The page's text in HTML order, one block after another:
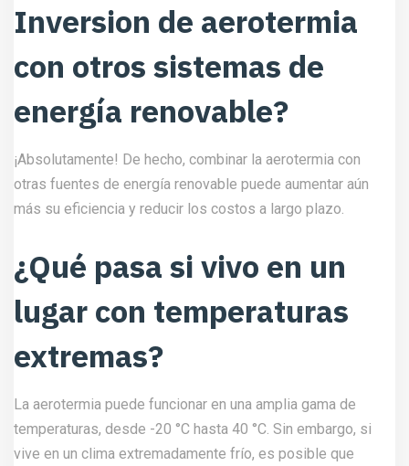
Inversion de aerotermia
con otros sistemas de
energía renovable?
¡Absolutamente! De hecho, combinar la aerotermia con
otras fuentes de energía renovable puede aumentar aún
más su eficiencia y reducir los costos a largo plazo.
¿Qué pasa si vivo en un
lugar con temperaturas
extremas?
La aerotermia puede funcionar en una amplia gama de
temperaturas, desde -20 °C hasta 40 °C. Sin embargo, si
vive en un clima extremadamente frío, es posible que